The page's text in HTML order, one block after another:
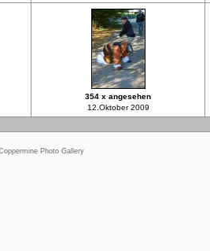
354 x angesehen
12.Oktober 2009
Photo Gallery